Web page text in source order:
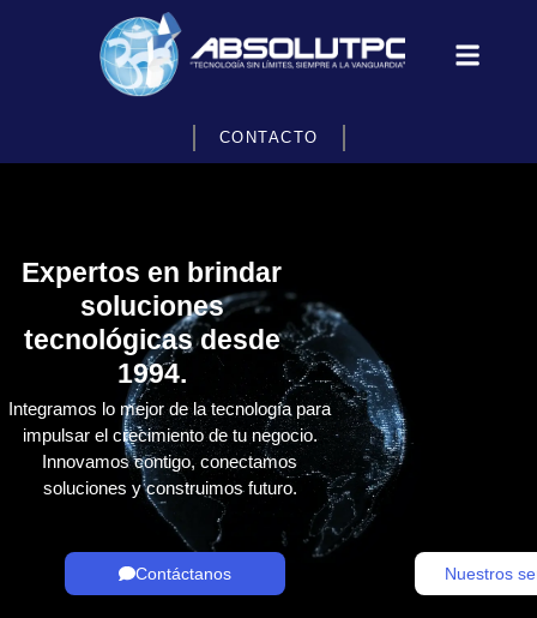
CONTACTO
Expertos en brindar
soluciones
tecnológicas desde
1994.
Integramos lo mejor de la tecnología para
impulsar el crecimiento de tu negocio.
Innovamos contigo, conectamos
soluciones y construimos futuro.
Contáctanos Nuestros